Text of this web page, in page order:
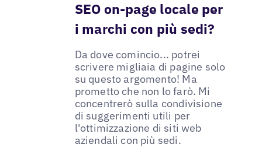
SEO on-page locale per
i marchi con più sedi?
Da dove comincio... potrei
scrivere migliaia di pagine solo
su questo argomento! Ma
prometto che non lo farò. Mi
concentrerò sulla condivisione
di suggerimenti utili per
l'ottimizzazione di siti web
aziendali con più sedi.